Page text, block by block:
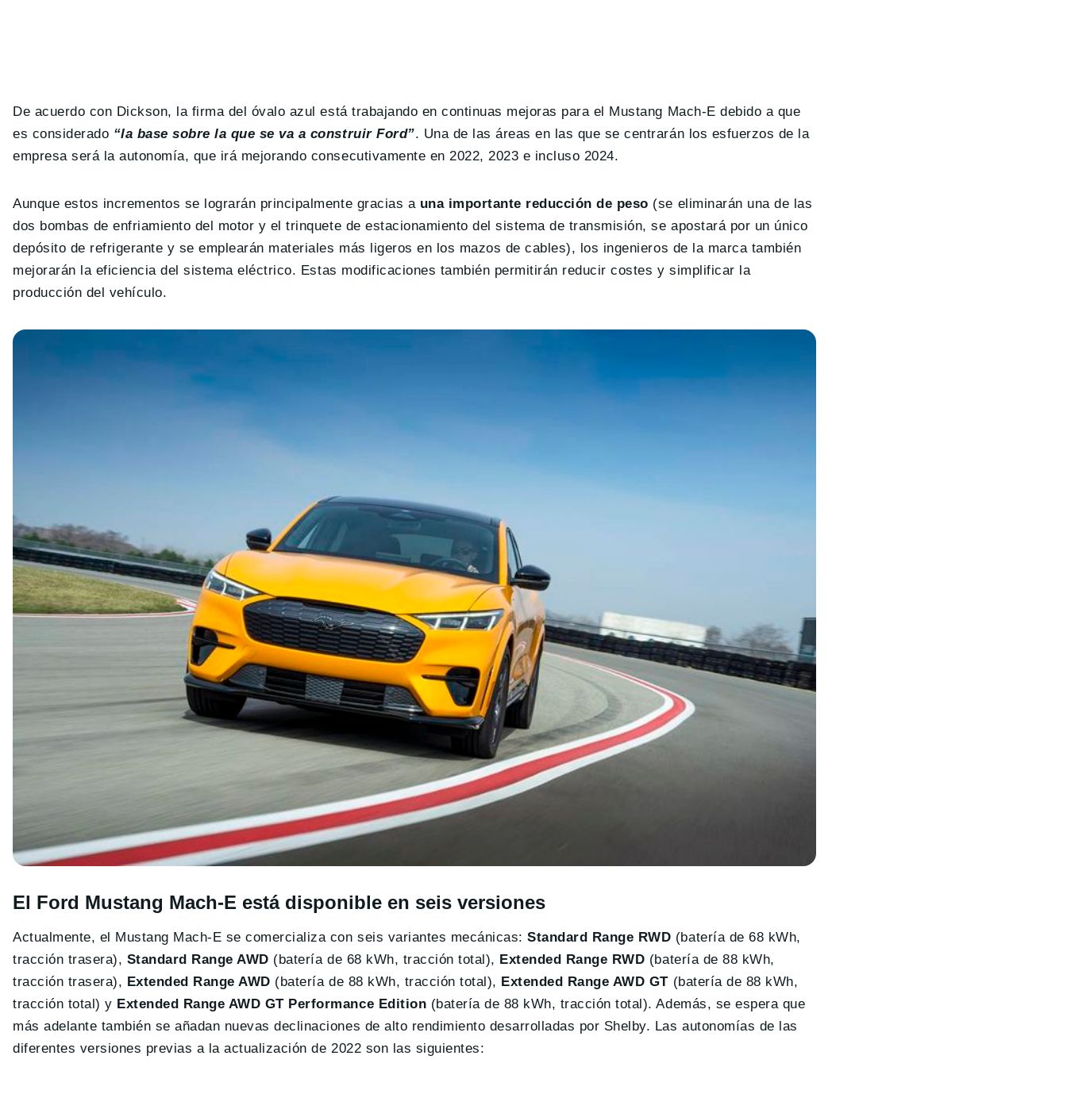
De acuerdo con Dickson, la firma del óvalo azul está trabajando en continuas mejoras para el Mustang Mach-E debido a que
es considerado “la base sobre la que se va a construir Ford”. Una de las áreas en las que se centrarán los esfuerzos de la
empresa será la autonomía, que irá mejorando consecutivamente en 2022, 2023 e incluso 2024.
Aunque estos incrementos se lograrán principalmente gracias auna importante reducción de peso (se eliminarán una de las
dos bombas de enfriamiento del motor y el trinquete de estacionamiento del sistema de transmisión, se apostará por un único
depósito de refrigerante y se emplearán materiales más ligeros en los mazos de cables), los ingenieros de la marca también
mejorarán la eficiencia del sistema eléctrico. Estas modificaciones también permitirán reducir costes y simplificar la
producción del vehículo.
El Ford Mustang Mach-E está disponible en seis versiones
Actualmente, el Mustang Mach-E se comercializa con seis variantes mecánicas:Standard Range RWD (batería de 68 kWh,
tracción trasera), Standard Range AWD (batería de 68 kWh, tracción total), Extended Range RWD (batería de 88 kWh,
tracción trasera), Extended Range AWD (batería de 88 kWh, tracción total), Extended Range AWD GT (batería de 88 kWh,
tracción total) y Extended Range AWD GT Performance Edition (batería de 88 kWh, tracción total). Además, se espera que
más adelante también se añadan nuevas declinaciones de alto rendimiento desarrolladas por Shelby. Las autonomías de las
diferentes versiones previas a la actualización de 2022 son las siguientes: